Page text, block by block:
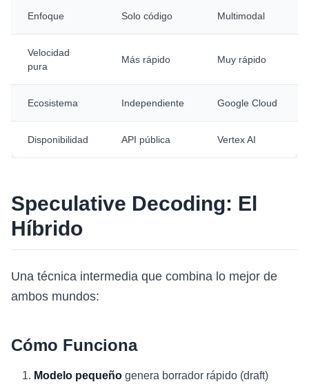
Enfoque Solo código Multimodal
Velocidad
pura
Más rápido Muy rápido
Ecosistema Independiente Google Cloud
Disponibilidad API pública Vertex AI
Speculative Decoding: El
Híbrido
Una técnica intermedia que combina lo mejor de
ambos mundos:
Cómo Funciona
Modelo pequeño genera borrador rápido (draft)